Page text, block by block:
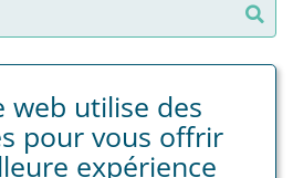
worden vanaf 1 januari 2025
web utilise des
pour vous offrir
expérience